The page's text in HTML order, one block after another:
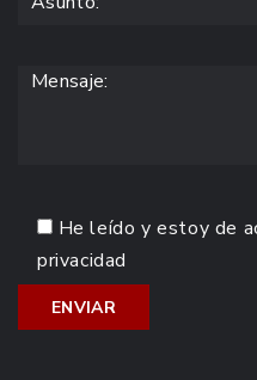
He leído y estoy de
privacidad